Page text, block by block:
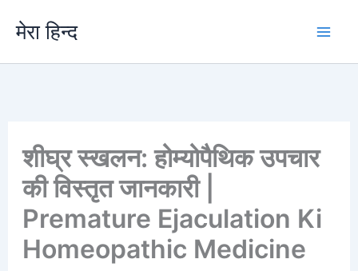
मेरा हिन्द
शीघ्र स्खलन: होम्योपैथिक उपचार
की विस्तृत जानकारी |
Premature Ejaculation Ki
Homeopathic Medicine